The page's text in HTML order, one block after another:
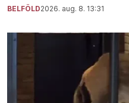
BELFÖLD2026. aug. 8. 13:31